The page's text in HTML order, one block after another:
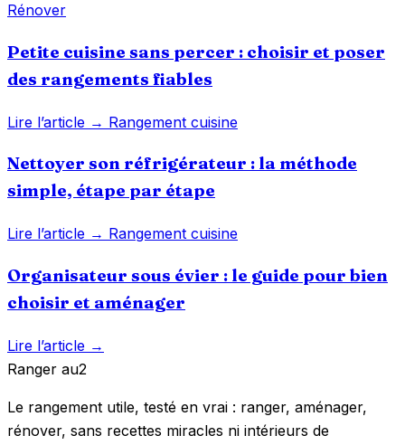
Rénover
Petite cuisine sans percer : choisir et poser
des rangements fiables
Lire l’article → Rangement cuisine
Nettoyer son réfrigérateur : la méthode
simple, étape par étape
Lire l’article → Rangement cuisine
Organisateur sous évier : le guide pour bien
choisir et aménager
Lire l’article →
Ranger au2
Le rangement utile, testé en vrai : ranger, aménager,
rénover, sans recettes miracles ni intérieurs de